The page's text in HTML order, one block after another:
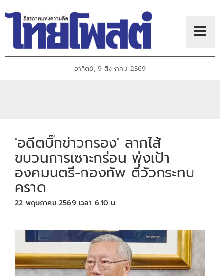
อาทิตย์, 9 สิงหาคม 2569
'อดีตบิ๊กข่าวกรอง' ลากไส้
ขบวนการเซาะกร่อน พุ่งเป้า
องคมนตรี​-กองทัพ ตีวัวกระทบ
คราด
22 พฤษภาคม 2569 เวลา 6:10 น.